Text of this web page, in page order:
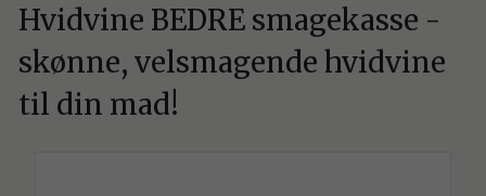
Hvidvine BEDRE smagekasse -
skønne, velsmagende hvidvine
til din mad!